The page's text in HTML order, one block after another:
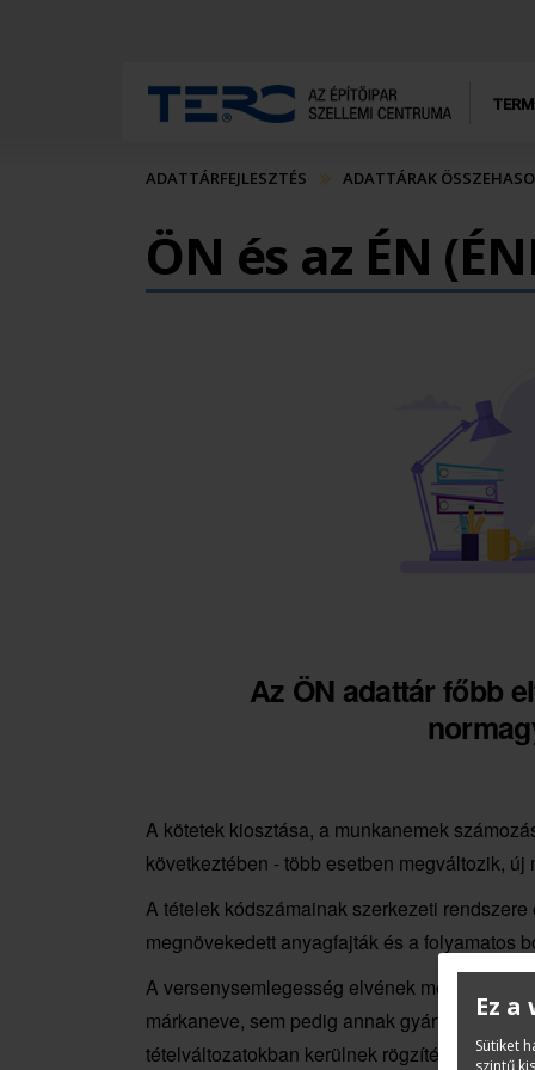
ADATTÁRFEJLESZTÉS ADATTÁRAK
ÖN és az ÉN
Az ÖN adattár főbb
A kötetek kiosztása, a munkanemek
következtében - több esetben megváltozik,
A tételek kódszámainak szerkezeti
megnövekedett anyagfajták és a folyamatos
A versenysemlegesség elvének megfelelve a
márkaneve, sem pedig annak gyártójára való
tételváltozatokban kerülnek rögzítésre.
Ez
Sütiket
szintű